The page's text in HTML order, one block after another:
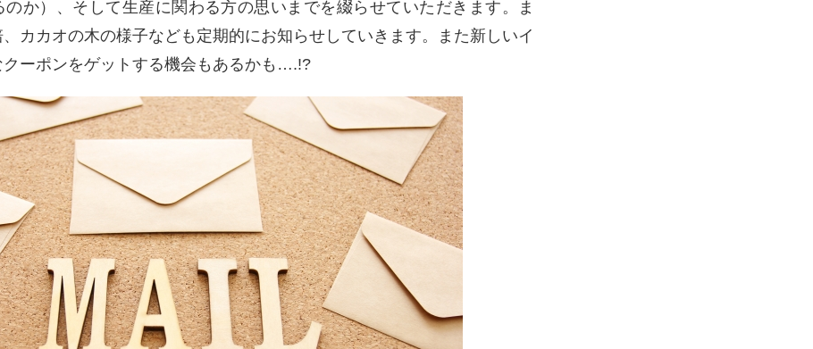
のか）、そして生産に関わる方の思いまでを綴らせていただきます。ま
カカオの木の様子なども定期的にお知らせしていきます。また新しいイ
ーポンをゲットする機会もあるかも….!?